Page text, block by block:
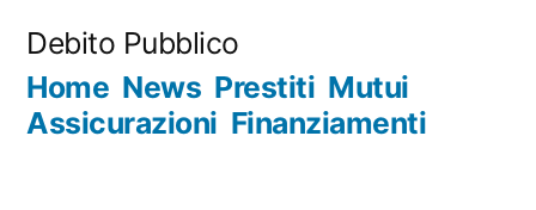
contenuto
Debito Pubblico
Home News Prestiti Mutui
Assicurazioni Finanziamenti